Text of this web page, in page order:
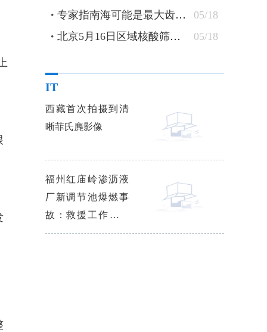
05/18
专家指南海可能是最大齿鲸抹香鲸重要繁育场
05/18
北京5月16日区域核酸筛查检出5管混采阳性
IT
西藏首次拍摄到清
晰菲氏麂影像
福州红庙岭渗沥液
厂新调节池爆燃事
故：救援工作已基
本结束